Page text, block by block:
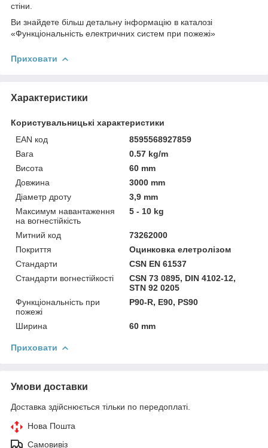
стіни.
Ви знайдете більш детальну інформацію в каталозі
«Функціональність електричних систем при пожежі»
Приховати
Характеристики
Користувальницькі характеристики
EAN код
8595568927859
Вага
0.57 kg/m
Висота
60 mm
Довжина
3000 mm
Діаметр дроту
3,9 mm
Максимум навантаження
на вогнестійкість
5 - 10 kg
Митний код
73262000
Покриття
Оцинковка елетролізом
Стандарти
CSN EN 61537
Стандарти вогнестійкості
CSN 73 0895, DIN 4102-12,
STN 92 0205
Функціональність при
пожежі
P90-R, E90, PS90
Ширина 60 mm
Приховати
Умови доставки
Доставка здійснюється тільки по передоплаті.
Нова Пошта
Самовивіз